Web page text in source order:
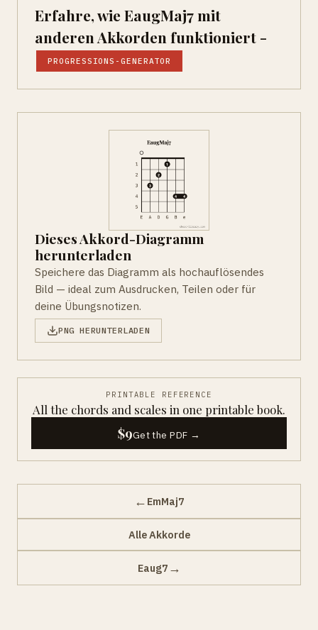
Erfahre, wie EaugMaj7 mit
anderen Akkorden funktioniert -
PROGRESSIONS-GENERATOR
Dieses Akkord-Diagramm
herunterladen
Speichere das Diagramm als hochauflösendes
Bild — ideal zum Ausdrucken, Teilen oder für
deine Übungsnotizen.
PNG HERUNTERLADEN
PRINTABLE REFERENCE
All the chords and scales in one printable book.
$9Get the PDF →
← EmMaj7
Alle Akkorde
Eaug7 →